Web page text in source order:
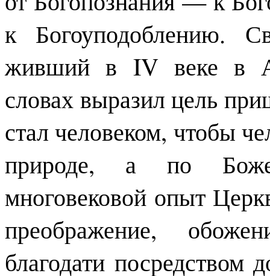
к Богоуподоблению.
живший в IV веке в
словах выразил цель
стал человеком, чтобы
природе, а по
многовековой опыт
преображение,
благодати посредством